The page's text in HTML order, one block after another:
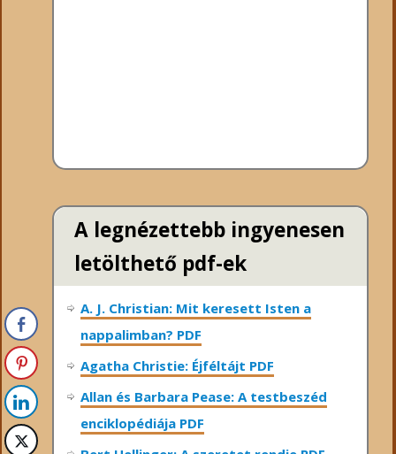
A legnézettebb ingyenesen
letölthető pdf-ek
A. J. Christian: Mit keresett Isten a
nappalimban? PDF
Agatha Christie: Éjféltájt PDF
Allan és Barbara Pease: A testbeszéd
enciklopédiája PDF